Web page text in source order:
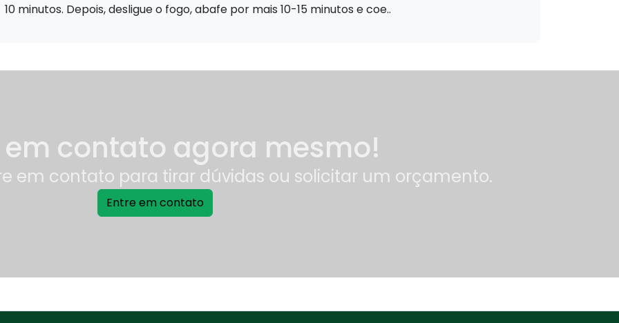
10 minutos. Depois, desligue o fogo, abafe por mais 10-15 minutos e coe..
em contato agora mesmo!
em contato para tirar dúvidas ou solicitar um orçamento.
Entre em contato